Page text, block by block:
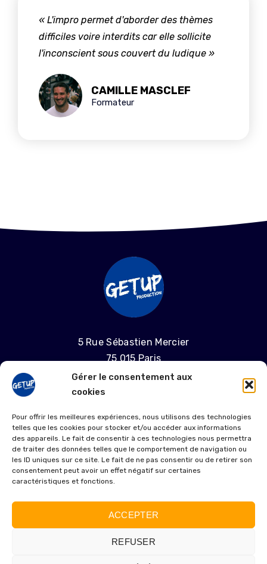
Gérer le consentement aux
cookies
Pour offrir les meilleures expériences, nous utilisons des technologies
telles que les cookies pour stocker et/ou accéder aux informations
des appareils. Le fait de consentir à ces technologies nous permettra
de traiter des données telles que le comportement de navigation ou
les ID uniques sur ce site. Le fait de ne pas consentir ou de retirer son
consentement peut avoir un effet négatif sur certaines
caractéristiques et fonctions.
ACCEPTER
REFUSER
« L'impro permet d'aborder des thèmes
difficiles voire interdits car elle sollicite
l'inconscient sous couvert du ludique »
CAMILLE MASCLEF
Formateur
5 Rue Sébastien Mercier
75 015 Paris
MENTIONS LÉGALES
POLITIQUE DE COOKIES (UE)